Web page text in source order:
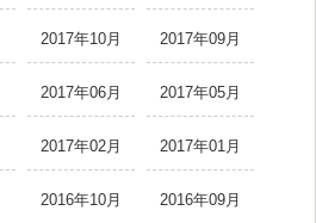
2017年10月 2017年09月
2017年06月 2017年05月
2017年02月 2017年01月
2016年10月 2016年09月